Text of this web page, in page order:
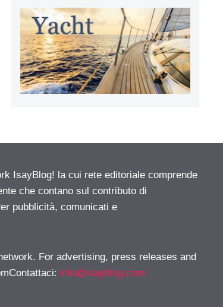
IsayBlog! la cui rete editoriale comprende
che contano sul contributo di
pubblicità, comunicati e
For advertising, press releases and
: info@isayblog.com